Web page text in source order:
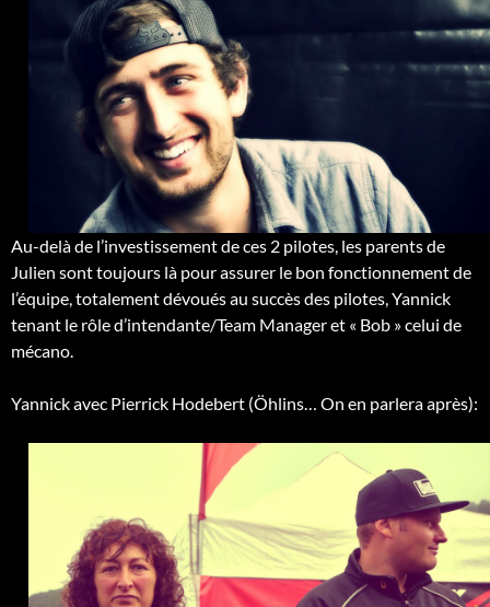
Au-delà de l’investissement de ces 2 pilotes, les parents de
Julien sont toujours là pour assurer le bon fonctionnement de
l’équipe, totalement dévoués au succès des pilotes, Yannick
tenant le rôle d’intendante/Team Manager et « Bob » celui de
mécano.
Yannick avec Pierrick Hodebert (Öhlins… On en parlera après):